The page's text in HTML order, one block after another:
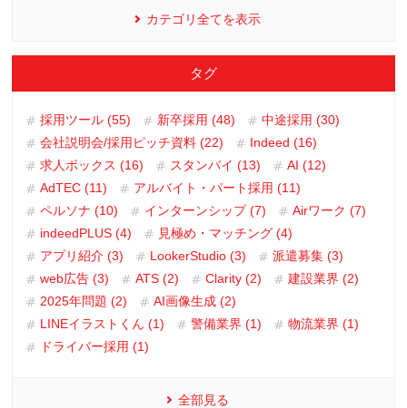
カテゴリ全てを表示
タグ
採用ツール (55) 新卒採用 (48)
中途採用 (30)
会社説明会/採用ピッチ資料 (22)
Indeed (16)
求人ボックス (16)
スタンバイ (13)
AI (12)
AdTEC (11)
アルバイト・パート採用 (11)
ペルソナ (10)
インターンシップ (7)
Airワーク (7)
indeedPLUS (4)
見極め・マッチング (4)
アプリ紹介 (3)
LookerStudio (3)
派遣募集 (3)
web広告 (3)
ATS (2) Clarity (2)
建設業界 (2)
2025年問題 (2)
AI画像生成 (2)
LINEイラストくん (1)
警備業界 (1)
物流業界 (1)
ドライバー採用 (1)
全部見る